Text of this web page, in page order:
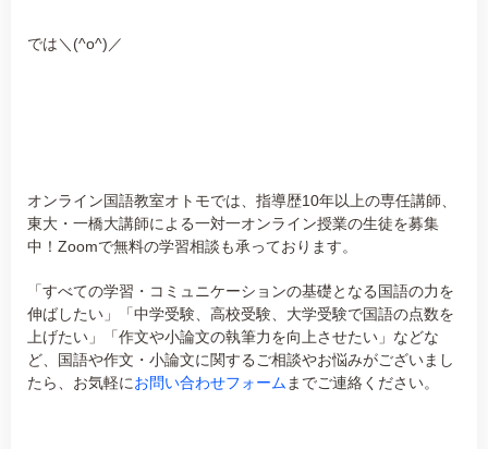
では＼(^o^)／
オンライン国語教室オトモでは、指導歴10年以上の専任講師、
東大・一橋大講師による一対一オンライン授業の生徒を募集
中！Zoomで無料の学習相談も承っております。
「すべての学習・コミュニケーションの基礎となる国語の力を
伸ばしたい」「中学受験、高校受験、大学受験で国語の点数を
上げたい」「作文や小論文の執筆力を向上させたい」などな
ど、国語や作文・小論文に関するご相談やお悩みがございまし
たら、お気軽にお問い合わせフォーム までご連絡ください。